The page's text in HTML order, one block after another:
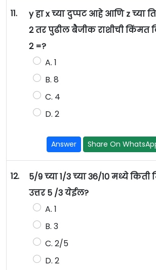
11.
y हा x च्या दुप्पट आहे आणि z च्या
2 तर पुढील बैजीक राशीची किंमत
2 =?
A. 1
B. 8
C. 4
D. 2
Answer Share On
12.
5/9 च्या 1/3 च्या 36/10 मध्ये
उत्तर 5 /3 येईल?
A. 1
B. 3
C. 2/5
D. 2